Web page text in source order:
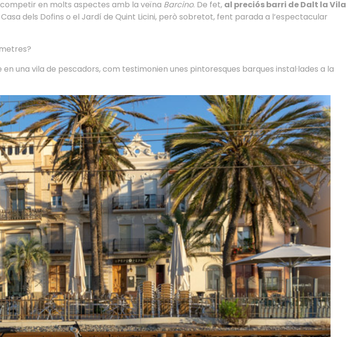
en molts aspectes amb la veïna Barcino. De fet, al preciós barri de Dalt la Vila
dels Dofins o el Jardí de Quint Licini, però sobretot, fent parada a l’espectacular
una vila de pescadors, com testimonien unes pintoresques barques instal·lades a la